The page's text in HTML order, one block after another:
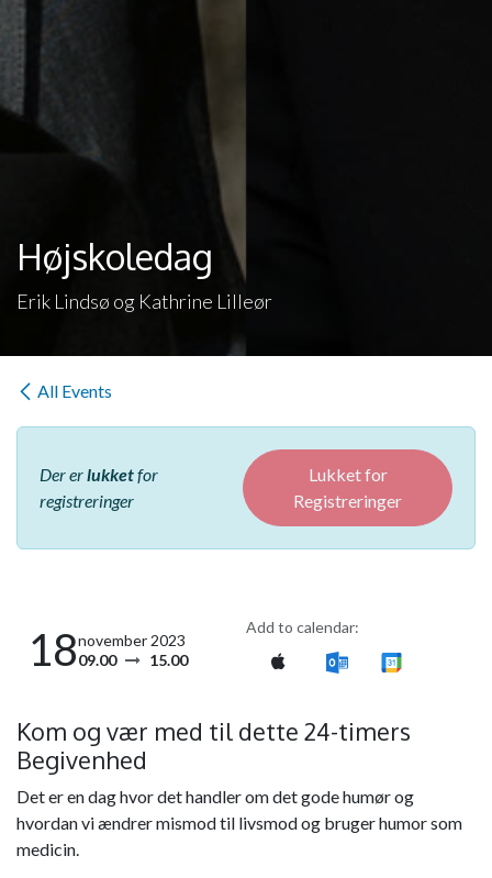
Højskoledag
Erik Lindsø og Kathrine Lilleør
All Events
Der erlukketfor
registreringer
Lukket for
Registreringer
18november 2023
09.00
15.00
Add to calendar:
Kom og vær med til dette 24-timers
Begivenhed
Det er en dag hvor det handler om det gode humør og
hvordan vi ændrer mismod til livsmod og bruger humor som
medicin.